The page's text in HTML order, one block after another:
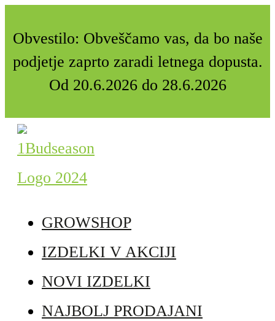
Obvestilo: Obveščamo vas, da bo naše
podjetje zaprto zaradi letnega dopusta.
Od 20.6.2026 do 28.6.2026
GROWSHOP
IZDELKI V AKCIJI
NOVI IZDELKI
NAJBOLJ PRODAJANI